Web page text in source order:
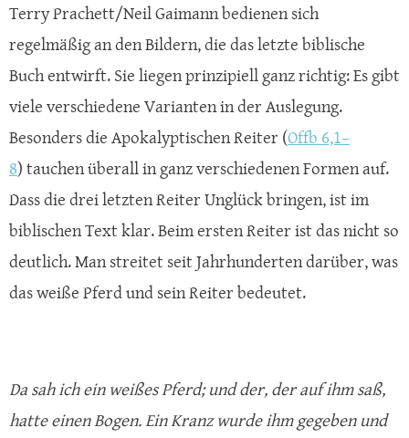
Terry Prachett/Neil Gaimann bedienen sich
regelmäßig an den Bildern, die das letzte biblische
Buch entwirft. Sie liegen prinzipiell ganz richtig: Es gibt
viele verschiedene Varianten in der Auslegung.
Besonders die Apokalyptischen Reiter (Offb 6,1–
8) tauchen überall in ganz verschiedenen Formen auf.
Dass die drei letzten Reiter Unglück bringen, ist im
biblischen Text klar. Beim ersten Reiter ist das nicht so
deutlich. Man streitet seit Jahrhunderten darüber, was
das weiße Pferd und sein Reiter bedeutet.
Da sah ich ein weißes Pferd; und der, der auf ihm saß,
hatte einen Bogen. Ein Kranz wurde ihm gegeben und